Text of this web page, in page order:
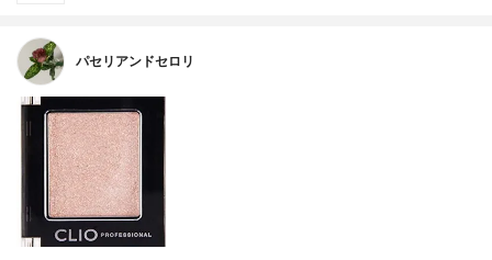
パセリアンドセロリ